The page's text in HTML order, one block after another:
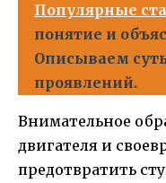
Популярные
понятие и
Описываем
проявлений.
Внимательное
двигателя и
предотвратить